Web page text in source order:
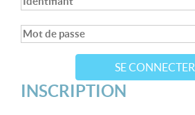
SE CONNECTER
INSCRIPTION